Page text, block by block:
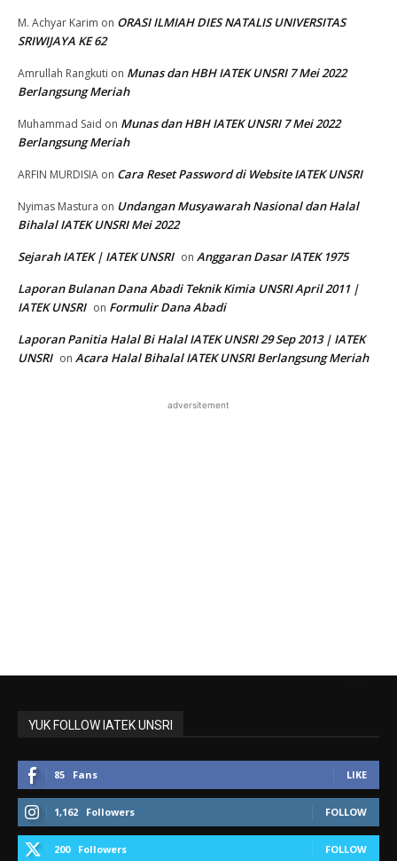
M. Achyar Karim on ORASI ILMIAH DIES NATALIS UNIVERSITAS
SRIWIJAYA KE 62
Amrullah Rangkuti on Munas dan HBH IATEK UNSRI 7 Mei 2022
Berlangsung Meriah
Muhammad Said on Munas dan HBH IATEK UNSRI 7 Mei 2022
Berlangsung Meriah
ARFIN MURDISIA on Cara Reset Password di Website IATEK UNSRI
Nyimas Mastura on Undangan Musyawarah Nasional dan Halal
Bihalal IATEK UNSRI Mei 2022
Sejarah IATEK | IATEK UNSRI on Anggaran Dasar IATEK 1975
Laporan Bulanan Dana Abadi Teknik Kimia UNSRI April 2011 |
IATEK UNSRI on Formulir Dana Abadi
Laporan Panitia Halal Bi Halal IATEK UNSRI 29 Sep 2013 | IATEK
UNSRI on Acara Halal Bihalal IATEK UNSRI Berlangsung Meriah
adversitement
YUK FOLLOW IATEK UNSRI
85 Fans LIKE
1,162 Followers FOLLOW
200 Followers FOLLOW